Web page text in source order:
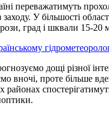
переважатимуть
У більшості
град і шквали 15-20
дощі різної
вночі, проте більше
районах